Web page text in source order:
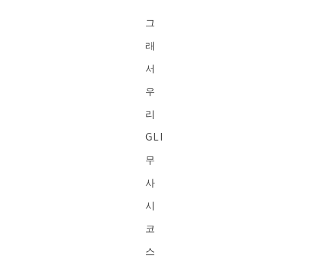
그
래
서
우
리
GLI
무
사
시
코
스